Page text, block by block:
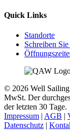
Quick Links
Standorte
Schreiben Sie
© 2026 Well
MwSt. Der
der letzten 30 Tage.
Impressum | AGB |
Datenschutz |